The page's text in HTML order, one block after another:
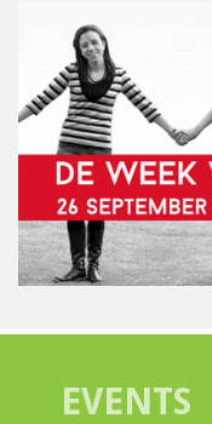
EVENTS